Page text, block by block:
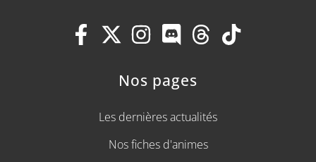
Nos pages
Les dernières actualités
Nos fiches d'animes